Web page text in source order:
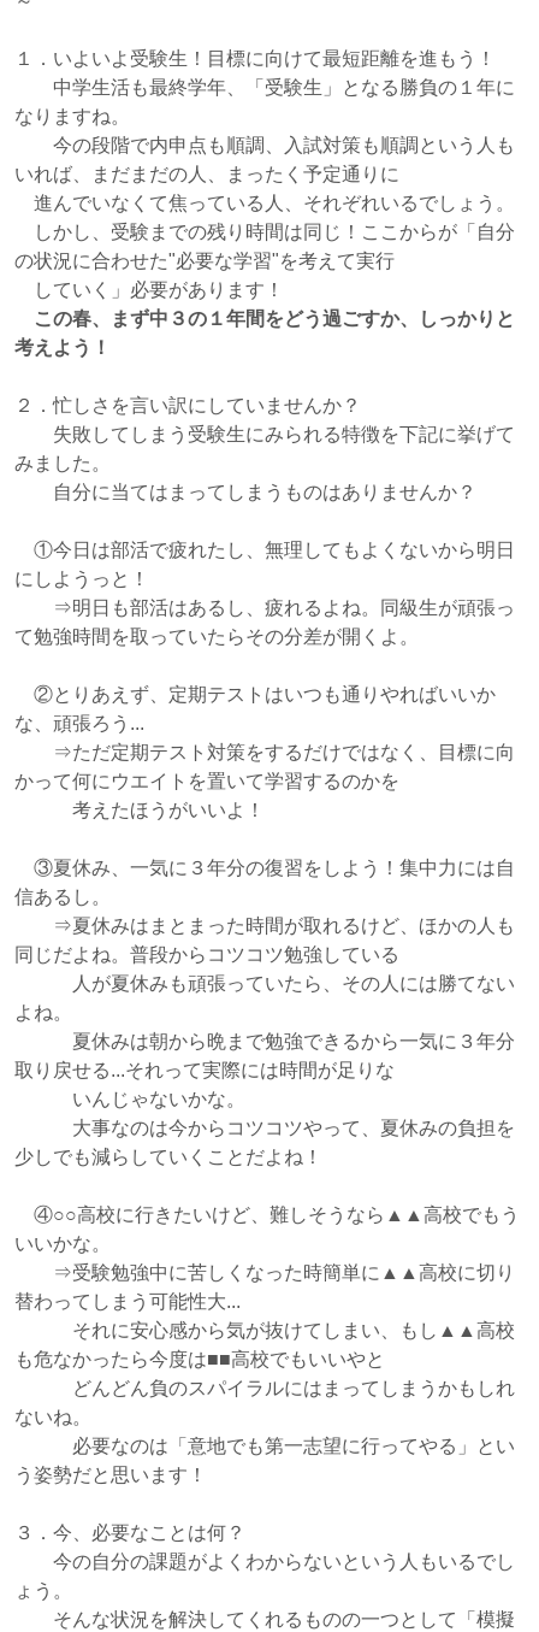
１．いよいよ受験生！目標に向けて最短距離を進もう！
中学生活も最終学年、「受験生」となる勝負の１年に
なりますね。
今の段階で内申点も順調、入試対策も順調という人も
いれば、まだまだの人、まったく予定通りに
進んでいなくて焦っている人、それぞれいるでしょう。
しかし、受験までの残り時間は同じ！ここからが「自分
の状況に合わせた"必要な学習"を考えて実行
していく」必要があります！
この春、まず中３の１年間をどう過ごすか、しっかりと
考えよう！
２．忙しさを言い訳にしていませんか？
失敗してしまう受験生にみられる特徴を下記に挙げて
みました。
自分に当てはまってしまうものはありませんか？
①今日は部活で疲れたし、無理してもよくないから明日
にしようっと！
⇒明日も部活はあるし、疲れるよね。同級生が頑張っ
て勉強時間を取っていたらその分差が開くよ。
②とりあえず、定期テストはいつも通りやればいいか
な、頑張ろう...
⇒ただ定期テスト対策をするだけではなく、目標に向
かって何にウエイトを置いて学習するのかを
考えたほうがいいよ！
③夏休み、一気に３年分の復習をしよう！集中力には自
信あるし。
⇒夏休みはまとまった時間が取れるけど、ほかの人も
同じだよね。普段からコツコツ勉強している
人が夏休みも頑張っていたら、その人には勝てない
よね。
夏休みは朝から晩まで勉強できるから一気に３年分
取り戻せる...それって実際には時間が足りな
いんじゃないかな。
大事なのは今からコツコツやって、夏休みの負担を
少しでも減らしていくことだよね！
④○○高校に行きたいけど、難しそうなら▲▲高校でもう
いいかな。
⇒受験勉強中に苦しくなった時簡単に▲▲高校に切り
替わってしまう可能性大...
それに安心感から気が抜けてしまい、もし▲▲高校
も危なかったら今度は■■高校でもいいやと
どんどん負のスパイラルにはまってしまうかもしれ
ないね。
必要なのは「意地でも第一志望に行ってやる」とい
う姿勢だと思います！
３．今、必要なことは何？
今の自分の課題がよくわからないという人もいるでし
ょう。
そんな状況を解決してくれるものの一つとして「模擬